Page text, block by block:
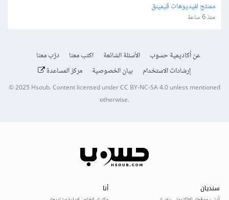
ممنتج لفيديوهات قيمينق
منذ 6 ساعة
عن أكاديمية حسوب الأسئلة الشائعة اكتب معنا
درّب معنا
إرشادات الاستخدام
بيان الخصوصية مركز المساعدة
© 2025 Hsoub.Content licensed underCC BY-NC-SA 4.0unless mentioned
otherwise.